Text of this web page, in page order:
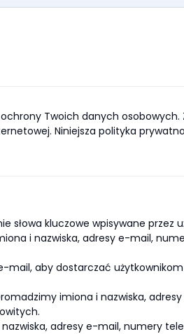
Twoich danych
Niniejsza polityka
słowa kluczowe wpisywane
i nazwiska, adresy e-mail,
mail, aby dostarczać
imiona i nazwiska,
adresy e-mail, numery